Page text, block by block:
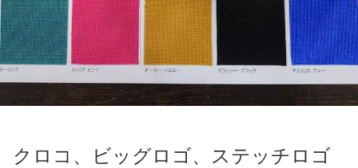
クロコ、ビッグロゴ、ステッチロゴ